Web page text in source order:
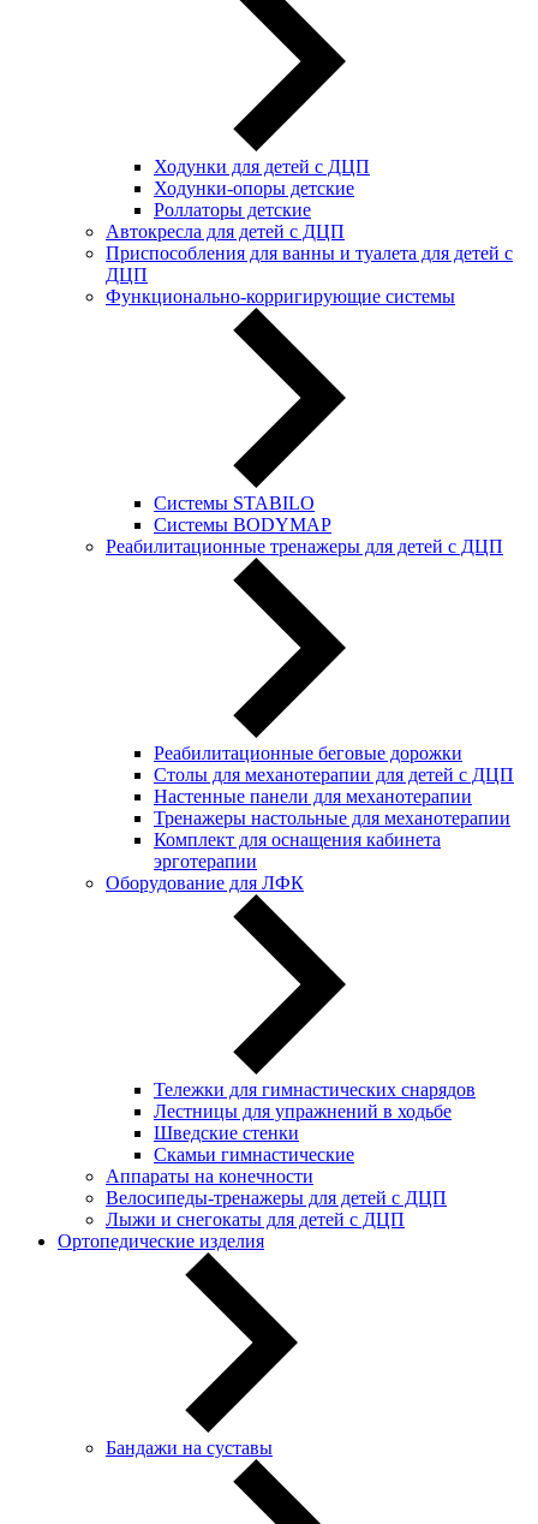
Ходунки для детей с ДЦП
Ходунки-опоры детские
Роллаторы детские
Автокресла для детей с ДЦП
Приспособления для ванны и туалета для детей с
ДЦП
Функционально-корригирующие системы
Системы STABILO
Системы BODYMAP
Реабилитационные тренажеры для детей с ДЦП
Реабилитационные беговые дорожки
Столы для механотерапии для детей с ДЦП
Настенные панели для механотерапии
Тренажеры настольные для механотерапии
Комплект для оснащения кабинета
эрготерапии
Оборудование для ЛФК
Тележки для гимнастических снарядов
Лестницы для упражнений в ходьбе
Шведские стенки
Скамьи гимнастические
Аппараты на конечности
Велосипеды-тренажеры для детей с ДЦП
Лыжи и снегокаты для детей с ДЦП
Ортопедические изделия
Бандажи на суставы